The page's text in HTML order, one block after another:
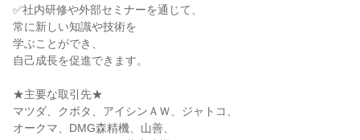
✅社内研修や外部セミナーを通じて、
常に新しい知識や技術を
学ぶことができ、
自己成長を促進できます。
★主要な取引先★
マツダ、クボタ、アイシンＡＷ、ジャトコ、
オークマ、DMG森精機、山善、